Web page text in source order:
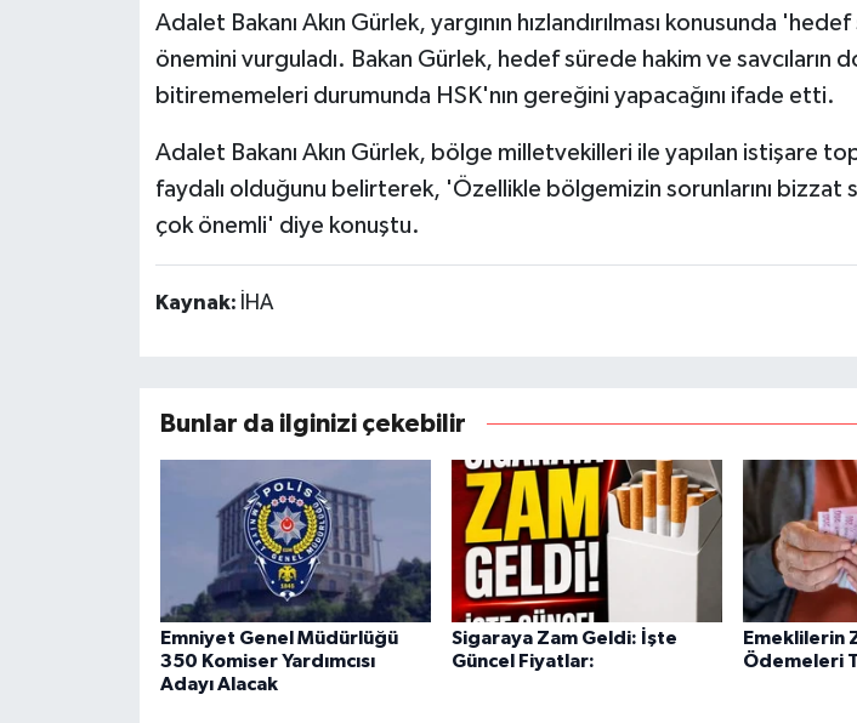
Adalet Bakanı Akın Gürlek, yargının hızlandırılması konusunda
önemini vurguladı. Bakan Gürlek, hedef sürede hakim ve savcıların
bitirememeleri durumunda HSK'nın gereğini yapacağını ifade etti.
Adalet Bakanı Akın Gürlek, bölge milletvekilleri ile yapılan istişare
faydalı olduğunu belirterek, 'Özellikle bölgemizin sorunlarını bizzat
çok önemli' diye konuştu.
Kaynak: İHA
Bunlar da ilginizi çekebilir
Emniyet Genel Müdürlüğü
350 Komiser Yardımcısı
Adayı Alacak
Sigaraya Zam Geldi: İşte
Güncel Fiyatlar:
Emeklilerin
Ödemeleri